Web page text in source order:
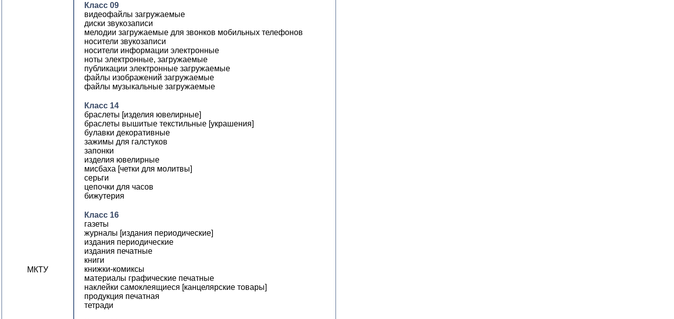
МКТУ
Класс 09
видеофайлы загружаемые
диски звукозаписи
мелодии загружаемые для звонков мобильных телефонов
носители звукозаписи
носители информации электронные
ноты электронные, загружаемые
публикации электронные загружаемые
файлы изображений загружаемые
файлы музыкальные загружаемые
Класс 14
браслеты [изделия ювелирные]
браслеты вышитые текстильные [украшения]
булавки декоративные
зажимы для галстуков
запонки
изделия ювелирные
мисбаха [четки для молитвы]
серьги
цепочки для часов
бижутерия
Класс 16
газеты
журналы [издания периодические]
издания периодические
издания печатные
книги
книжки-комиксы
материалы графические печатные
наклейки самоклеящиеся [канцелярские товары]
продукция печатная
тетради